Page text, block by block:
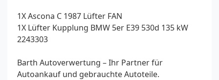
1X Ascona C 1987 Lüfter FAN
1X Lüfter Kupplung BMW 5er E39 530d 135 kW
2243303
Barth Autoverwertung – Ihr Partner für
Autoankauf und gebrauchte Autoteile.